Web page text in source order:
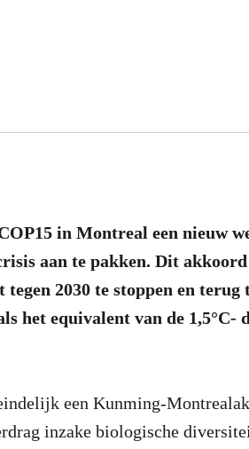
in Montreal een nieuw
aan te pakken. Dit
2030 te stoppen en terug
het equivalent van de 1,5°C-
een Kunming-
inzake biologische